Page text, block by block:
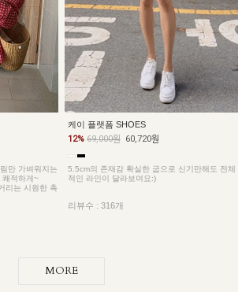
만 가벼워지는
적하게~
리는 시원한 촉
케이 플랫폼 SHOES
12% 69,000원 60,720원
5.5cm의 존재감 확실한 굽으로 신기만해도 전체
적인 라인이 달라보여요:)
리뷰수 : 316개
MORE